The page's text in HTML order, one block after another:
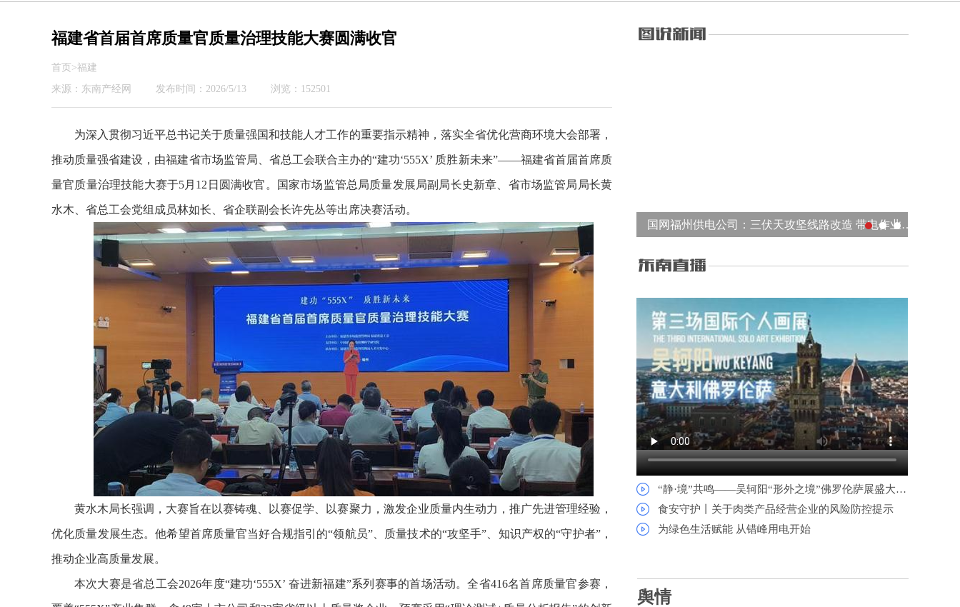
福建省首届首席质量官质量治理技能大赛圆满收官
首页>福建
来源：东南产经网
发布时间：2026/5/13 浏览：152501
为深入贯彻习近平总书记关于质量强国和技能人才工作的重要指示精神，落实全省优化营商环境大会部署，
推动质量强省建设，由福建省市场监管局、省总工会联合主办的“建功‘555X’ 质胜新未来”——福建省首届首席质
量官质量治理技能大赛于5月12日圆满收官。国家市场监管总局质量发展局副局长史新章、省市场监管局局长黄
水木、省总工会党组成员林如长、省企联副会长许先丛等出席决赛活动。
黄水木局长强调，大赛旨在以赛铸魂、以赛促学、以赛聚力，激发企业质量内生动力，推广先进管理经验，
优化质量发展生态。他希望首席质量官当好合规指引的“领航员”、质量技术的“攻坚手”、知识产权的“守护者”，
推动企业高质量发展。
本次大赛是省总工会2026年度“建功‘555X’ 奋进新福建”系列赛事的首场活动。全省416名首席质量官参赛，
国网福州供电公司：三伏天攻坚线路改造 带电作业保障供电稳定
“静·境”共鸣——吴轲阳“形外之境”佛罗伦萨展盛大开幕
食安守护丨关于肉类产品经营企业的风险防控提示
为绿色生活赋能 从错峰用电开始
舆情